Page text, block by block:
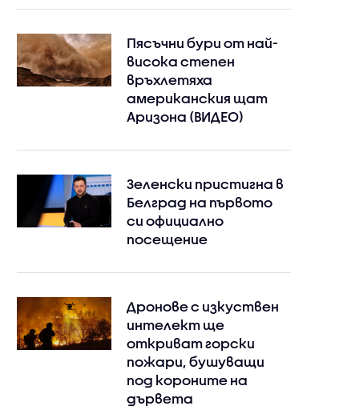
Пясъчни бури от най-
висока степен
връхлетяха
американския щат
Аризона (ВИДЕО)
Зеленски пристигна в
Белград на първото
си официално
посещение
Дронове с изкуствен
интелект ще
откриват горски
пожари, бушуващи
под короните на
дървета